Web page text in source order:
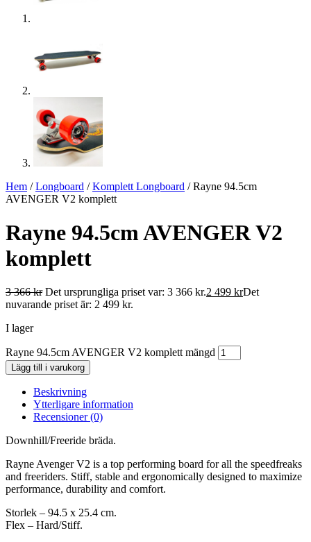
Hem /Longboard /Komplett Longboard / Rayne 94.5cm
AVENGER V2 komplett
Rayne 94.5cm AVENGER V2
komplett
3 366kr Det ursprungliga priset var: 3 366 kr.2 499 krDet
nuvarande priset är: 2 499 kr.
I lager
Rayne 94.5cm AVENGER V2 komplett mängd
Lägg till i varukorg
Beskrivning
Ytterligare information
Recensioner (0)
Downhill/Freeride bräda.
Rayne Avenger V2 is a top performing board for all the speedfreaks
and freeriders. Stiff, stable and ergonomically designed to maximize
performance, durability and comfort.
Storlek – 94.5 x 25.4 cm.
Flex – Hard/Stiff.